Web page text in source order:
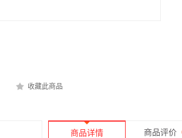
收藏此商品
商品详情 商品评价